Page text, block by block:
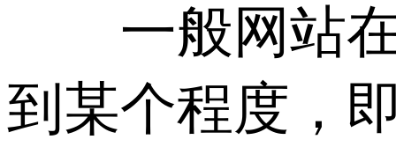
一般网站在
到某个程度，